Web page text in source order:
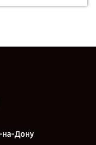
на-Дону